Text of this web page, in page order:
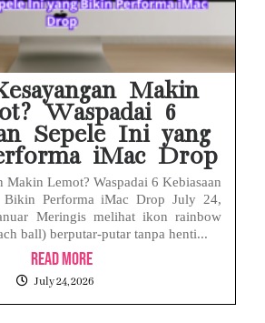
Makin
Waspadai 6
Sepele Ini yang
iMac Drop
Makin Lemot? Waspadai 6 Kebiasaan
Bikin Performa iMac Drop July 24,
Meringis melihat ikon rainbow
ball) berputar-putar tanpa henti...
Read More
July 24, 2026